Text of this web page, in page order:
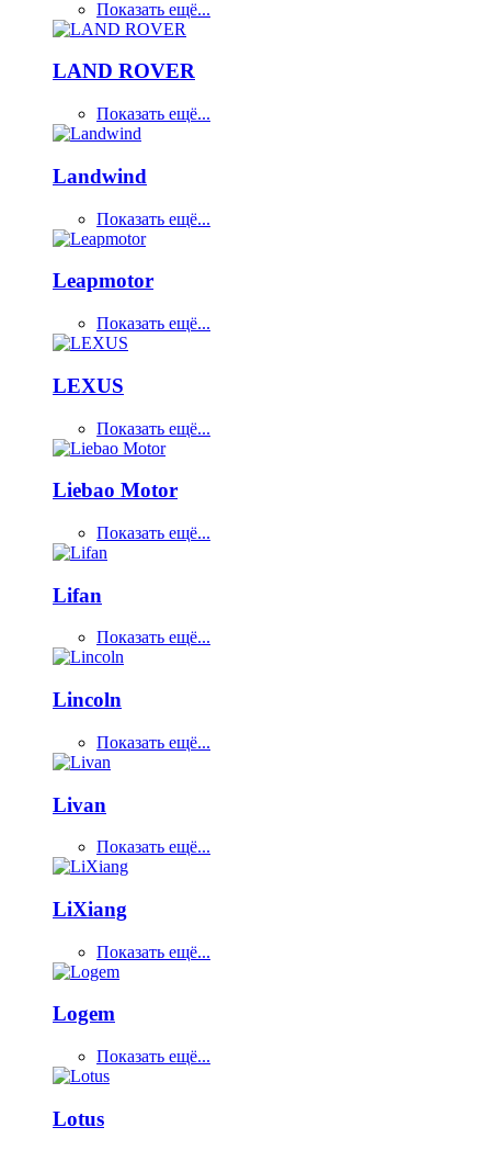
Показать ещё...
LAND ROVER
Показать ещё...
Landwind
Показать ещё...
Leapmotor
Показать ещё...
LEXUS
Показать ещё...
Liebao Motor
Показать ещё...
Lifan
Показать ещё...
Lincoln
Показать ещё...
Livan
Показать ещё...
LiXiang
Показать ещё...
Logem
Показать ещё...
Lotus